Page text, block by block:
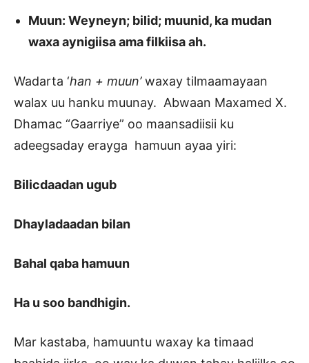
Muun: Weyneyn; bilid; muunid, ka mudan
waxa aynigiisa ama filkiisa ah.
Wadarta ‘han + muun’waxay tilmaamayaan
walax uu hanku muunay. Abwaan Maxamed X.
Dhamac “Gaarriye” oo maansadiisii ku
adeegsaday erayga hamuun ayaa yiri:
Bilicdaadan ugub
Dhayladaadan bilan
Bahal qaba hamuun
Ha u soo bandhigin.
Mar kastaba, hamuuntu waxay ka timaad